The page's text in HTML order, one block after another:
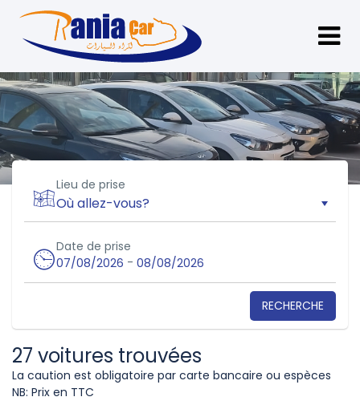
Lieu de prise
Date de prise
07/08/2026 - 08/08/2026
RECHERCHE
27 voitures trouvées
La caution est obligatoire par carte bancaire ou espèces
NB: Prix en TTC